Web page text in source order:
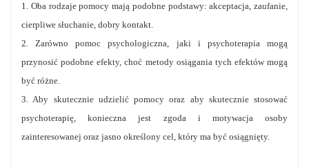
1. Oba rodzaje pomocy mają podobne podstawy: akceptacja, zaufanie,
cierpliwe słuchanie, dobry kontakt.
2. Zarówno pomoc psychologiczna, jaki i psychoterapia mogą
przynosić podobne efekty, choć metody osiągania tych efektów mogą
być różne.
3. Aby skutecznie udzielić pomocy oraz aby skutecznie stosować
psychoterapię, konieczna jest zgoda i motywacja osoby
zainteresowanej oraz jasno określony cel, który ma być osiągnięty.